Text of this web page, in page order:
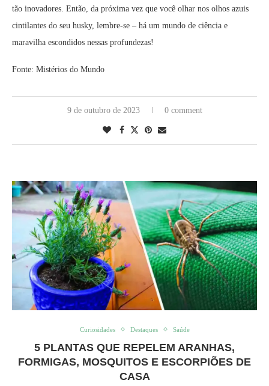
tão inovadores. Então, da próxima vez que você olhar nos olhos azuis
cintilantes do seu husky, lembre-se – há um mundo de ciência e
maravilha escondidos nessas profundezas!
Fonte: Mistérios do Mundo
9 de outubro de 2023 0 comment
Curiosidades Destaques Saúde
5 PLANTAS QUE REPELEM ARANHAS,
FORMIGAS, MOSQUITOS E ESCORPIÕES DE
CASA